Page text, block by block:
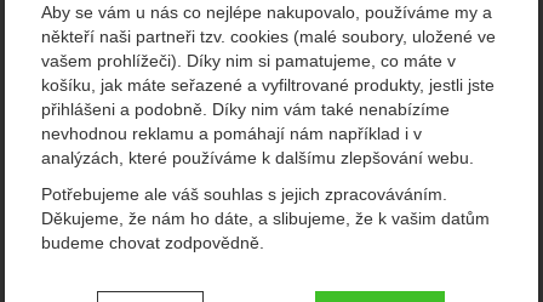
Aby se vám u nás co nejlépe nakupovalo, používáme my a
někteří naši partneři tzv. cookies (malé soubory, uložené ve
vašem prohlížeči). Díky nim si pamatujeme, co máte v
košíku, jak máte seřazené a vyfiltrované produkty, jestli jste
přihlášeni a podobně. Díky nim vám také nenabízíme
nevhodnou reklamu a pomáhají nám například i v
analýzách, které používáme k dalšímu zlepšování webu.
Potřebujeme ale váš souhlas s jejich zpracováváním.
Děkujeme, že nám ho dáte, a slibujeme, že k vašim datům
budeme chovat zodpovědně.
Nastavení souhlasů s kategoriemi
shirt W sportovní triko
Fotografie